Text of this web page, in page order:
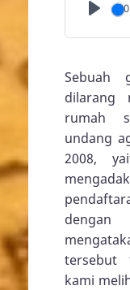
Sebuah
dilarang
rumah
undang
2008,
dengan
tersebut
kami